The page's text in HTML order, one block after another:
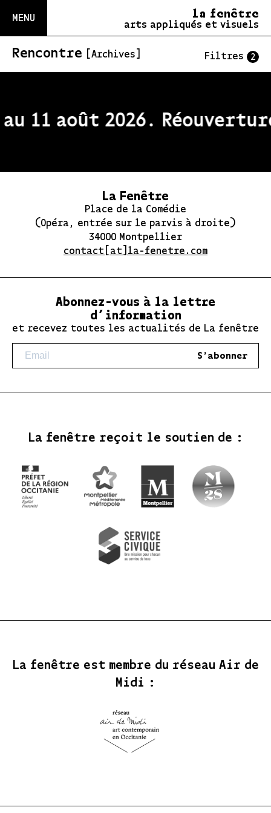
MENU la fenêtre
arts appliqués et visuels
Rencontre [Archives] Filtres 2
11 août 2026.
La Fenêtre
Place de la Comédie
(Opéra, entrée sur le parvis à droite)
34000 Montpellier
contact[at]la-fenetre.com
Abonnez-vous à la lettre
d’information
et recevez toutes les actualités de La fenêtre
S'abonner
La fenêtre reçoit le soutien de :
La fenêtre est membre du réseau Air de
Midi :